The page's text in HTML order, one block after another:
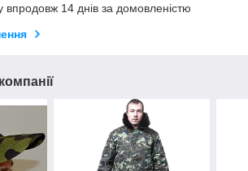
впродовж 14 днів за домовленістю